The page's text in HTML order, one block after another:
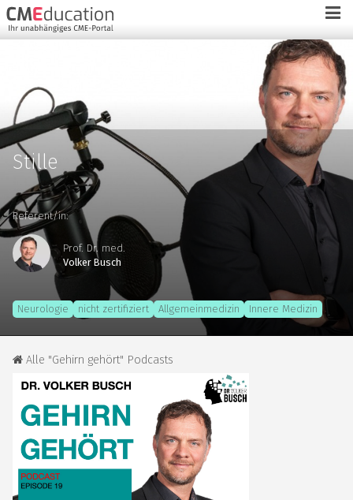
Stille
Referent/in:
Prof. Dr. med.
Volker Busch
Neurologie nicht zertifiziert Allgemeinmedizin Innere Medizin
Alle "Gehirn gehört" Podcasts